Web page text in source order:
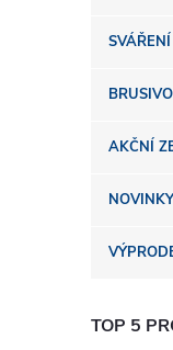
p
a
n
SVÁŘENÍ
BRUSIVO
AKČNÍ
NOVINKY
TOP 5